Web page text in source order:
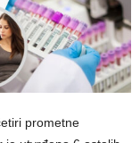
prometne